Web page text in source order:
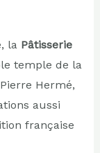
la Pâtisserie
temple de la
Hermé,
aussi
française